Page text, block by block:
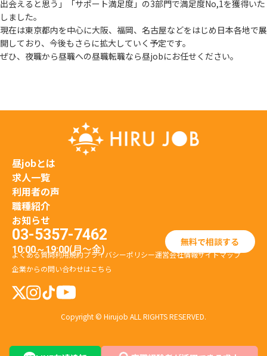
出会えると思う」
「サポート満足度」の3部門で満足度No,1を獲得いた
しました。
現在は東京都内を中心に大阪、福岡、名古屋などをはじめ日本各地で展
開しており、 今後もさらに拡大していく予定です。
ぜひ、夜職から昼職への昼職転職なら昼jobにお任せください。
昼jobとは
求人一覧
利用者の声
職種紹介
お知らせ
03-5357-7462
10:00～19:00(月〜金) 無料で相談する
よくある質問利用規約プライバシーポリシー運営会社情報サイトマップ
企業からの問い合わせはこちら
Copyright © Hirujob ALL RIGHTS RESERVED.